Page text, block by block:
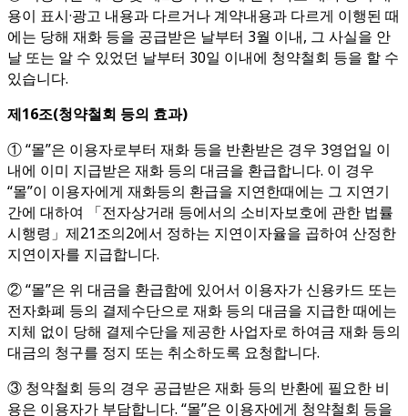
용이 표시·광고 내용과 다르거나 계약내용과 다르게 이행된 때
에는 당해 재화 등을 공급받은 날부터 3월 이내, 그 사실을 안
날 또는 알 수 있었던 날부터 30일 이내에 청약철회 등을 할 수
있습니다.
제16조(청약철회 등의 효과)
① “몰”은 이용자로부터 재화 등을 반환받은 경우 3영업일 이
내에 이미 지급받은 재화 등의 대금을 환급합니다. 이 경우
“몰”이 이용자에게 재화등의 환급을 지연한때에는 그 지연기
간에 대하여 「전자상거래 등에서의 소비자보호에 관한 법률
시행령」제21조의2에서 정하는 지연이자율을 곱하여 산정한
지연이자를 지급합니다.
② “몰”은 위 대금을 환급함에 있어서 이용자가 신용카드 또는
전자화폐 등의 결제수단으로 재화 등의 대금을 지급한 때에는
지체 없이 당해 결제수단을 제공한 사업자로 하여금 재화 등의
대금의 청구를 정지 또는 취소하도록 요청합니다.
③ 청약철회 등의 경우 공급받은 재화 등의 반환에 필요한 비
용은 이용자가 부담합니다. “몰”은 이용자에게 청약철회 등을